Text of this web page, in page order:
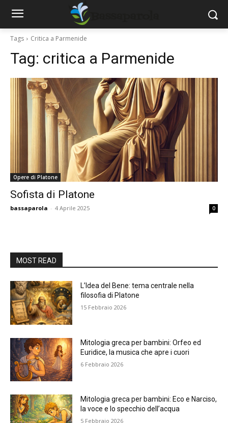
Tags Critica a Parmenide
Tag: critica a Parmenide
Opere di Platone
Sofista di Platone
bassaparola - 4 Aprile 2025 0
MOST READ
L’Idea del Bene: tema centrale nella
filosofia di Platone
15 Febbraio 2026
Mitologia greca per bambini: Orfeo ed
Euridice, la musica che apre i cuori
6 Febbraio 2026
Mitologia greca per bambini: Eco e Narciso,
la voce e lo specchio dell’acqua
5 Febbraio 2026